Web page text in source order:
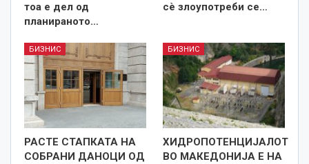
тоа е дел од
планираното…
сѐ злоупотреби се…
БИЗНИС
РАСТЕ СТАПКАТА НА
СОБРАНИ ДАНОЦИ ОД
БИЗНИС
ХИДРОПОТЕНЦИЈАЛОТ
ВО МАКЕДОНИЈА Е НА